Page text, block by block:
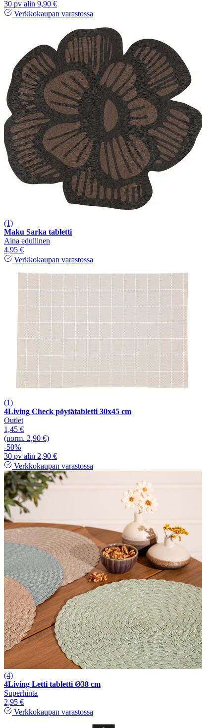
30 pv alin 9,90 €
Verkkokaupan varastossa
(1)
Maku Sarka tabletti
Aina edullinen
4,95 €
Verkkokaupan varastossa
(1)
4Living Check pöytätabletti 30x45 cm
Outlet
1,45 €
(norm. 2,90 €)
-50%
30 pv alin 2,90 €
Verkkokaupan varastossa
(4)
4Living Letti tabletti Ø38 cm
Superhinta
2,95 €
Verkkokaupan varastossa